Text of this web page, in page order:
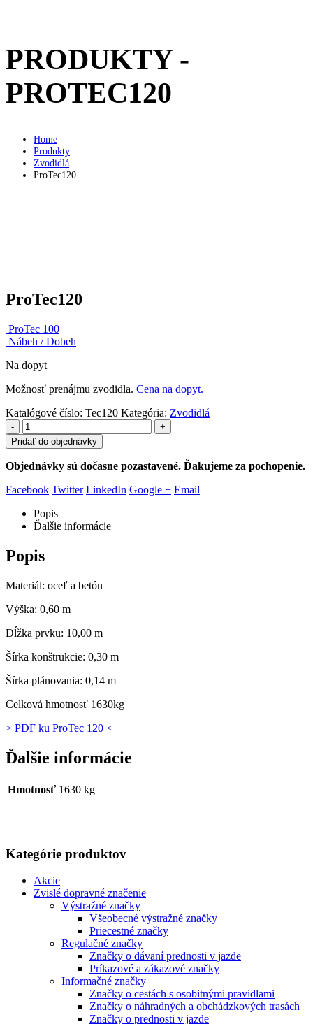
PRODUKTY -
PROTEC120
Home
Produkty
Zvodidlá
ProTec120
ProTec120
ProTec 100
Nábeh / Dobeh
Na dopyt
Možnosť prenájmu zvodidla. Cena na dopyt.
Katalógové číslo: Tec120 Kategória: Zvodidlá
-
+
Pridať do objednávky
Objednávky sú dočasne pozastavené. Ďakujeme za pochopenie.
Facebook Twitter LinkedIn Google + Email
Popis
Ďalšie informácie
Popis
Materiál: oceľ a betón
Výška: 0,60 m
Dĺžka prvku: 10,00 m
Šírka konštrukcie: 0,30 m
Šírka plánovania: 0,14 m
Celková hmotnosť 1630kg
> PDF ku ProTec 120 <
Ďalšie informácie
Hmotnosť 1630 kg
Kategórie produktov
Akcie
Zvislé dopravné značenie
Výstražné značky
Všeobecné výstražné značky
Priecestné značky
Regulačné značky
Značky o dávaní prednosti v jazde
Príkazové a zákazové značky
Informačné značky
Značky o cestách s osobitnými pravidlami
Značky o náhradných a obchádzkových trasách
Značky o prednosti v jazde